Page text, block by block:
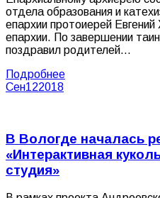
отдела образования и
епархии протоиерей Евгений
епархии. По завершении
поздравил родителей…
Подробнее
Сен122018
В Вологде началась
«Интерактивная
студия»